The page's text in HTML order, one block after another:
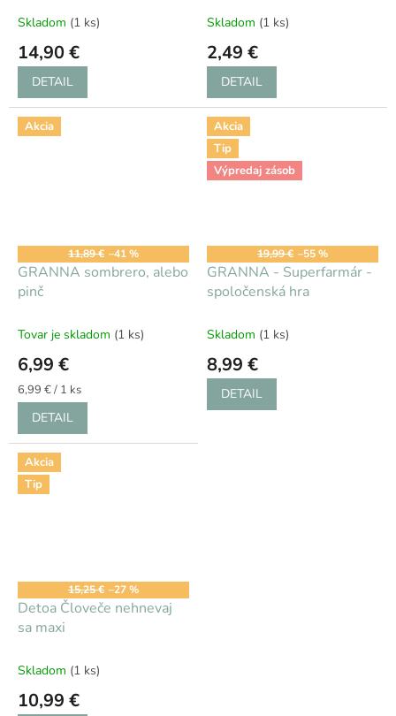
Skladom (1 ks)
14,90 €
DETAIL
Skladom (1 ks)
2,49 €
DETAIL
Akcia
11,89 € –41 %
GRANNA sombrero, alebo
pinč
Tovar je skladom (1 ks)
6,99 €
Jednotková
cena:
6,99 € / 1 ks
DETAIL
Akcia
Tip
Výpredaj zásob
19,99 € –55 %
GRANNA - Superfarmár -
spoločenská hra
Skladom (1 ks)
8,99 €
DETAIL
Akcia
Tip
15,25 € –27 %
Detoa Človeče nehnevaj
sa maxi
Skladom (1 ks)
10,99 €